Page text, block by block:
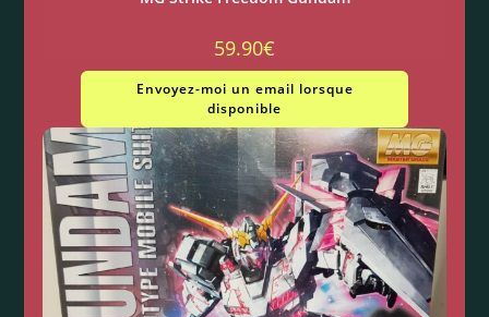
59.90€
Envoyez-moi un email lorsque
disponible